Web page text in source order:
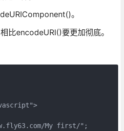
。
比encodeURI()要更加彻底。
My first/";